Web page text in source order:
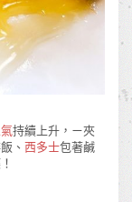
持續上升，ㄧ夾
、 西多士包著鹹